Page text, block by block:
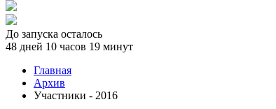
До запуска осталось
48 дней 10 часов 19 минут
Главная
Архив
Участники - 2016